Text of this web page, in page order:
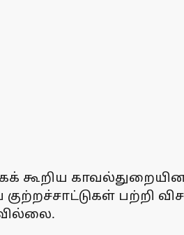
கூறிய
பற்றி